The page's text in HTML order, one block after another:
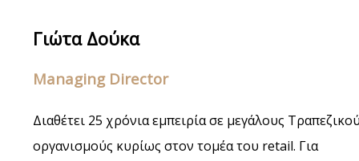
Γιώτα Δούκα
Managing Director
Διαθέτει 25 χρόνια εμπειρία σε μεγάλους
οργανισμούς κυρίως στον τομέα του retail. Για